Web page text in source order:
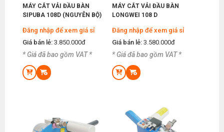
MÁY CẮT VẢI ĐẦU BÀN
SIPUBA 108D (NGUYÊN BỘ)
Đăng nhập để xem giá sỉ
Giá bán lẻ: 3.850.000đ
* Giá đã bao gồm VAT *
MÁY CẮT VẢI ĐẦU BÀN
LONGWEI 108 D
Đăng nhập để xem giá sỉ
Giá bán lẻ: 3.580.000đ
* Giá đã bao gồm VAT *